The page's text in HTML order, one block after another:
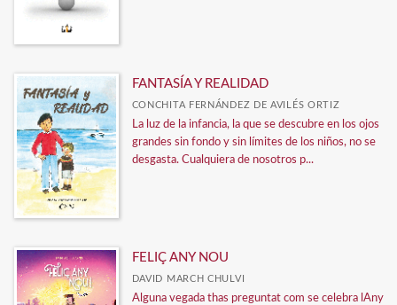
FANTASÍA Y REALIDAD
CONCHITA FERNÁNDEZ DE AVILÉS ORTIZ
La luz de la infancia, la que se descubre en los ojos
grandes sin fondo y sin límites de los niños, no se
desgasta. Cualquiera de nosotros p...
FELIÇ ANY NOU
DAVID MARCH CHULVI
Alguna vegada thas preguntat com se celebra lAny